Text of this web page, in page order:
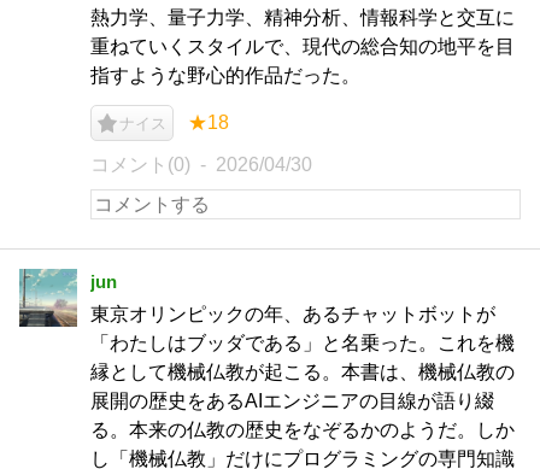
熱力学、量子力学、精神分析、情報科学と交互に
重ねていくスタイルで、現代の総合知の地平を目
指すような野心的作品だった。
ナイス ★18
コメント(0) 2026/04/30
jun
東京オリンピックの年、あるチャットボットが
「わたしはブッダである」と名乗った。これを機
縁として機械仏教が起こる。本書は、機械仏教の
展開の歴史をあるAIエンジニアの目線が語り綴
る。本来の仏教の歴史をなぞるかのようだ。しか
し「機械仏教」だけにプログラミングの専門知識